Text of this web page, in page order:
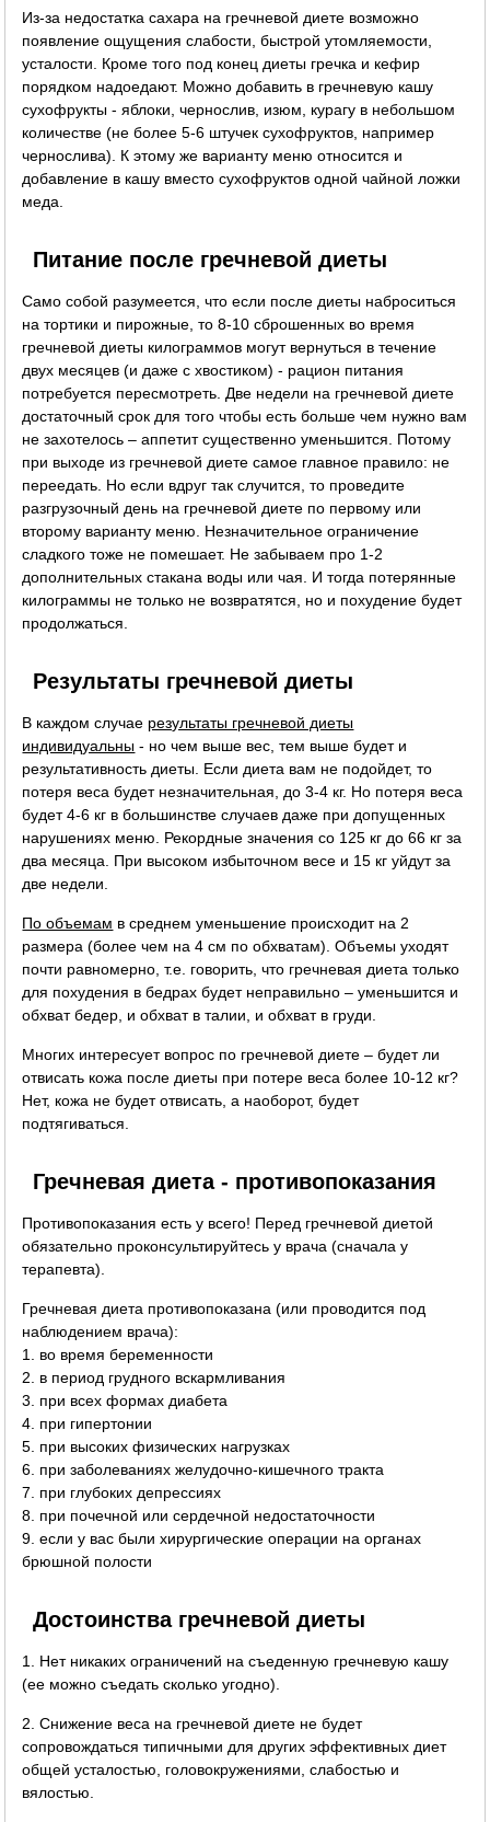
Из-за недостатка сахара на гречневой диете возможно
появление ощущения слабости, быстрой утомляемости,
усталости. Кроме того под конец диеты гречка и кефир
порядком надоедают. Можно добавить в гречневую кашу
сухофрукты - яблоки, чернослив, изюм, курагу в небольшом
количестве (не более 5-6 штучек сухофруктов, например
чернослива). К этому же варианту меню относится и
добавление в кашу вместо сухофруктов одной чайной ложки
меда.
Питание после гречневой диеты
Само собой разумеется, что если после диеты наброситься
на тортики и пирожные, то 8-10 сброшенных во время
гречневой диеты килограммов могут вернуться в течение
двух месяцев (и даже с хвостиком) - рацион питания
потребуется пересмотреть. Две недели на гречневой диете
достаточный срок для того чтобы есть больше чем нужно вам
не захотелось – аппетит существенно уменьшится. Потому
при выходе из гречневой диете самое главное правило: не
переедать. Но если вдруг так случится, то проведите
разгрузочный день на гречневой диете по первому или
второму варианту меню. Незначительное ограничение
сладкого тоже не помешает. Не забываем про 1-2
дополнительных стакана воды или чая. И тогда потерянные
килограммы не только не возвратятся, но и похудение будет
продолжаться.
Результаты гречневой диеты
В каждом случае результаты гречневой диеты
индивидуальны - но чем выше вес, тем выше будет и
результативность диеты. Если диета вам не подойдет, то
потеря веса будет незначительная, до 3-4 кг. Но потеря веса
будет 4-6 кг в большинстве случаев даже при допущенных
нарушениях меню. Рекордные значения со 125 кг до 66 кг за
два месяца. При высоком избыточном весе и 15 кг уйдут за
две недели.
По объемам в среднем уменьшение происходит на 2
размера (более чем на 4 см по обхватам). Объемы уходят
почти равномерно, т.е. говорить, что гречневая диета только
для похудения в бедрах будет неправильно – уменьшится и
обхват бедер, и обхват в талии, и обхват в груди.
Многих интересует вопрос по гречневой диете – будет ли
отвисать кожа после диеты при потере веса более 10-12 кг?
Нет, кожа не будет отвисать, а наоборот, будет
подтягиваться.
Гречневая диета - противопоказания
Противопоказания есть у всего! Перед гречневой диетой
обязательно проконсультируйтесь у врача (сначала у
терапевта).
Гречневая диета противопоказана (или проводится под
наблюдением врача):
1. во время беременности
2. в период грудного вскармливания
3. при всех формах диабета
4. при гипертонии
5. при высоких физических нагрузках
6. при заболеваниях желудочно-кишечного тракта
7. при глубоких депрессиях
8. при почечной или сердечной недостаточности
9. если у вас были хирургические операции на органах
брюшной полости
Достоинства гречневой диеты
1. Нет никаких ограничений на съеденную гречневую кашу
(ее можно съедать сколько угодно).
2. Снижение веса на гречневой диете не будет
сопровождаться типичными для других эффективных диет
общей усталостью, головокружениями, слабостью и
вялостью.